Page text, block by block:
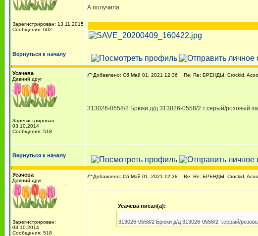
Зарегистрирован: 13.11.2015
Сообщения: 602
А получила
Вернуться к началу
Усачева
Давний друг
Зарегистрирован:
03.10.2014
Сообщения: 518
Добавлено: Сб Май 01, 2021 12:36 Re: Re: БРЕНДЫ. Crockid,
313026-0558/2 Брюки д/д 313026-0558/2 т.серый/розовый
Вернуться к началу
Усачева
Давний друг
Зарегистрирован:
03.10.2014
Сообщения: 518
Добавлено: Сб Май 01, 2021 12:38 Re: Re: БРЕНДЫ. Crockid,
Усачева писал(а):
313026-0558/2 Брюки д/д 313026-0558/2 т.серый/